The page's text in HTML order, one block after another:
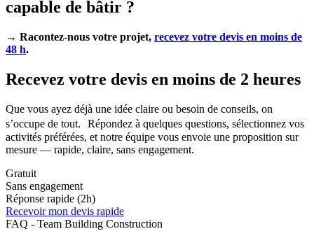
capable de bâtir ?
→ Racontez-nous votre projet, recevez votre devis en moins de
48 h.
Recevez votre devis en moins de 2 heures
Que vous ayez déjà une idée claire ou besoin de conseils, on
s’occupe de tout. Répondez à quelques questions, sélectionnez vos
activités préférées, et notre équipe vous envoie une proposition sur
mesure — rapide, claire, sans engagement.
Gratuit
Sans engagement
Réponse rapide (2h)
Recevoir mon devis rapide
FAQ - Team Building Construction